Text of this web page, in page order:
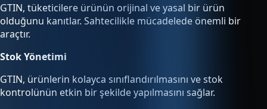
GTIN, tüketicilere ürünün orijinal ve yasal bir ürün
olduğunu kanıtlar. Sahtecilikle mücadelede önemli bir
araçtır.
Stok Yönetimi
GTIN, ürünlerin kolayca sınıflandırılmasını ve stok
kontrolünün etkin bir şekilde yapılmasını sağlar.